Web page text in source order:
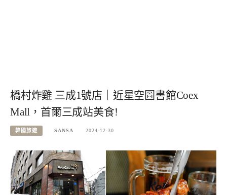
橋村炸雞 三成1號店｜近星空圖書館Coex
Mall，首爾三成站美食!
韓國旅遊 SANSA 2024-12-30